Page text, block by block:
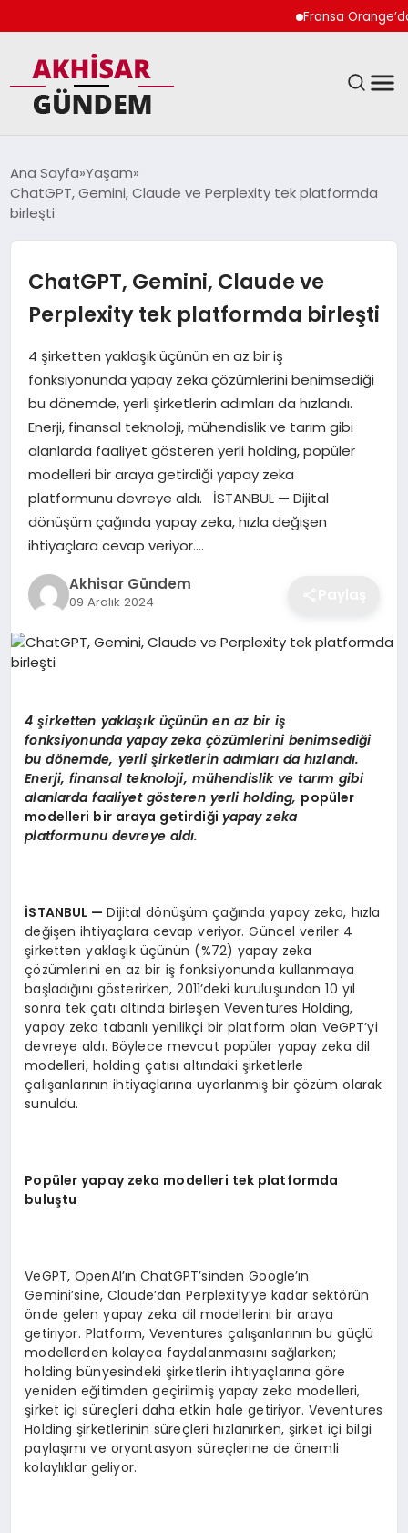
Fransa Orange’da
DÜNYA
TEKNOLOJI
YAŞAM
Ana Sayfa Yaşam
ChatGPT, Gemini, Claude ve Perplexity tek platformda
birleşti
ChatGPT, Gemini, Claude ve
Perplexity tek platformda birleşti
4 şirketten yaklaşık üçünün en az bir iş
fonksiyonunda yapay zeka çözümlerini benimsediği
bu dönemde, yerli şirketlerin adımları da hızlandı.
Enerji, finansal teknoloji, mühendislik ve tarım gibi
alanlarda faaliyet gösteren yerli holding, popüler
modelleri bir araya getirdiği yapay zeka
platformunu devreye aldı. İSTANBUL — Dijital
dönüşüm çağında yapay zeka, hızla değişen
ihtiyaçlara cevap veriyor….
Akhisar Gündem
09 Aralık 2024
4 şirketten yaklaşık üçünün en az bir iş
fonksiyonunda yapay zeka çözümlerini benimsediği
bu dönemde, yerli şirketlerin adımları da hızlandı.
Enerji, finansal teknoloji, mühendislik ve tarım gibi
alanlarda faaliyet gösteren yerli holding, popüler
modelleri bir araya getirdiği yapay zeka
platformunu devreye aldı.
İSTANBUL —Dijital dönüşüm çağında yapay zeka, hızla
değişen ihtiyaçlara cevap veriyor. Güncel veriler 4
şirketten yaklaşık üçünün (%72) yapay zeka
çözümlerini en az bir iş fonksiyonunda kullanmaya
başladığını gösterirken, 2011’deki kuruluşundan 10 yıl
sonra tek çatı altında birleşen Veventures Holding,
yapay zeka tabanlı yenilikçi bir platform olan VeGPT’yi
devreye aldı. Böylece mevcut popüler yapay zeka dil
modelleri, holding çatısı altındaki şirketlerle
çalışanlarının ihtiyaçlarına uyarlanmış bir çözüm olarak
sunuldu.
Popüler yapay zeka modelleri tek platformda
buluştu
VeGPT, OpenAI’ın ChatGPT’sinden Google’ın
Gemini’sine, Claude’dan Perplexity’ye kadar sektörün
önde gelen yapay zeka dil modellerini bir araya
getiriyor. Platform, Veventures çalışanlarının bu güçlü
modellerden kolayca faydalanmasını sağlarken;
holding bünyesindeki şirketlerin ihtiyaçlarına göre
yeniden eğitimden geçirilmiş yapay zeka modelleri,
şirket içi süreçleri daha etkin hale getiriyor. Veventures
Holding şirketlerinin süreçleri hızlanırken, şirket içi bilgi
paylaşımı ve oryantasyon süreçlerine de önemli
kolaylıklar geliyor.